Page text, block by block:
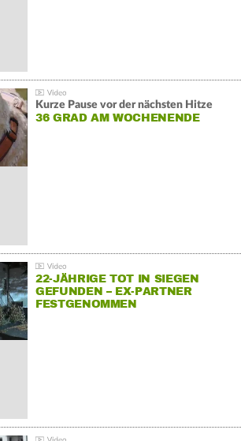
Kurze Pause vor der nächsten Hitze
36 GRAD AM WOCHENENDE
22-JÄHRIGE TOT IN SIEGEN
GEFUNDEN – EX-PARTNER
FESTGENOMMEN